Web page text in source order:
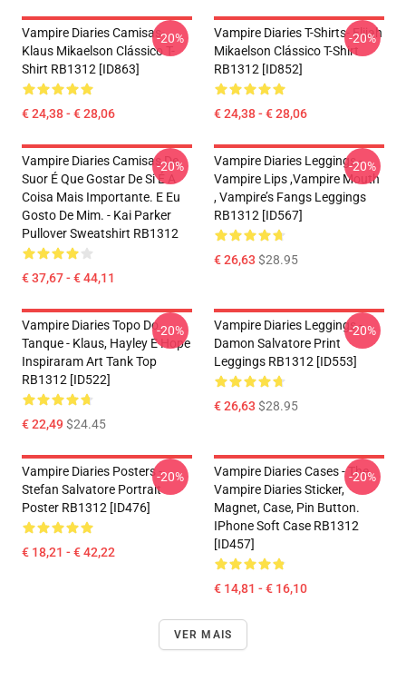
Vampire Diaries Camisas-
Klaus Mikaelson Clássico T-
Shirt RB1312 [ID863]
€ 24,38 - € 28,06
-20%
Vampire Diaries T-Shirts- Elijah
Mikaelson Clássico T-Shirt
RB1312 [ID852]
€ 24,38 - € 28,06
-20%
Vampire Diaries Camisas De
Suor É Que Gostar De Si É A
Coisa Mais Importante. E Eu
Gosto De Mim. - Kai Parker
Pullover Sweatshirt RB1312
€ 37,67 - € 44,11
-20%
Vampire Diaries Leggings -
Vampire Lips ,vampire Mouth
, Vampire’s Fangs Leggings
RB1312 [ID567]
€ 26,63 $28.95
-20%
Vampire Diaries Topo Do
Tanque - Klaus, Hayley E Hope
Inspiraram Art Tank Top
RB1312 [ID522]
€ 22,49$24.45
-20%
Vampire Diaries Leggings -
Damon Salvatore Print
Leggings RB1312 [ID553]
€ 26,63 $28.95
-20%
Vampire Diaries Posters -
Stefan Salvatore Portrait
Poster RB1312 [ID476]
€ 18,21 - € 42,22
-20%
Vampire Diaries Cases - The
Vampire Diaries Sticker,
Magnet, Case, Pin Button.
IPhone Soft Case RB1312
[ID457]
€ 14,81 - € 16,10
-20%
VER MAIS